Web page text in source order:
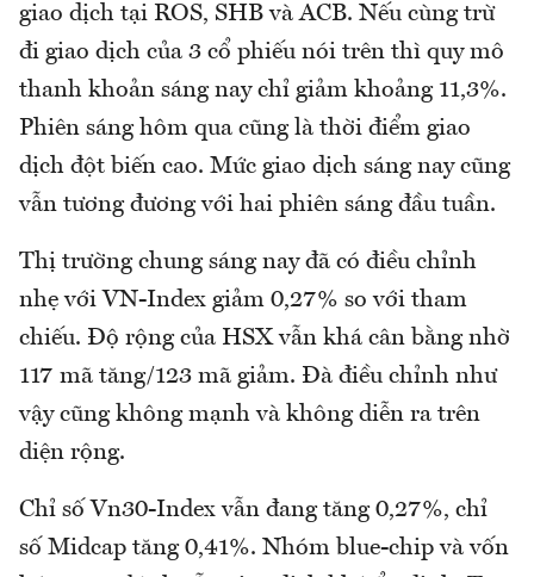
giao dịch tại ROS, SHB và ACB. Nếu cùng trừ
đi giao dịch của 3 cổ phiếu nói trên thì quy mô
thanh khoản sáng nay chỉ giảm khoảng 11,3%.
Phiên sáng hôm qua cũng là thời điểm giao
dịch đột biến cao. Mức giao dịch sáng nay cũng
vẫn tương đương với hai phiên sáng đầu tuần.
Thị trường chung sáng nay đã có điều chỉnh
nhẹ với VN-Index giảm 0,27% so với tham
chiếu. Độ rộng của HSX vẫn khá cân bằng nhờ
117 mã tăng/123 mã giảm. Đà điều chỉnh như
vậy cũng không mạnh và không diễn ra trên
diện rộng.
Chỉ số Vn30-Index vẫn đang tăng 0,27%, chỉ
số Midcap tăng 0,41%. Nhóm blue-chip và vốn